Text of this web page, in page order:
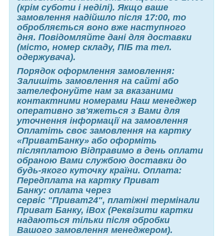
(крім суботи і неділі). Якщо ваше
замовлення надійшло після 17:00, то
обробляється воно вже наступного
дня. Повідомляйте дані для доставки
(місто, номер складу, ПІБ та тел.
одержувача).
Порядок оформлення замовлення:
Залишіть замовлення на сайті або
зателефонуйте нам за вказаними
контактними номерами Наш менеджер
оперативно зв'яжеться з Вами для
уточнення інформації на замовлення
Оплатіть своє замовлення на картку
«ПриватБанку» або оформіть
післяплатою Відправимо в день оплати
обраною Вами службою доставки до
будь-якого куточку країни. Оплата:
Передплата на картку Приват
Банку: оплата через
сервіс "Приват24", платіжні термінали
Приват Банку, iBox (Реквізити картки
надаються тільки після обробки
Вашого замовлення менеджером).